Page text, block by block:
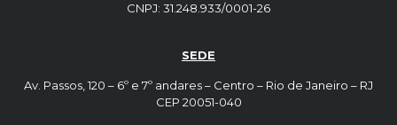
CNPJ: 31.248.933/0001-26
SEDE
Av. Passos, 120 – 6º e 7º andares – Centro – Rio de Janeiro – RJ
CEP 20051-040